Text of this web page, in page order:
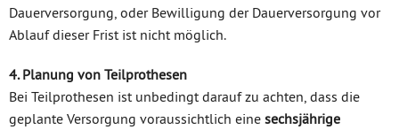
Dauerversorgung, oder Bewilligung der Dauerversorgung vor
Ablauf dieser Frist ist nicht möglich.
4. Planung von Teilprothesen
Bei Teilprothesen ist unbedingt darauf zu achten, dass die
geplante Versorgung voraussichtlich eine sechsjährige